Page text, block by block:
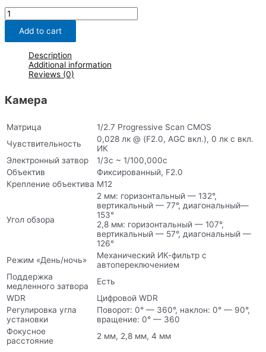
DS-
I214(B)
(2mm)
quantity
Add to cart
Description
Additional information
Reviews (0)
Камера
Матрица
1/2.7 Progressive Scan CMOS
Чувствительность
0,028 лк @ (F2.0, AGC вкл.), 0 лк с вкл.
ИК
Электронный затвор
1/3с ~ 1/100,000с
Объектив
Фиксированный, F2.0
Крепление объектива М12
Угол обзора
2 мм: горизонтальный — 132°,
вертикальный — 77°, диагональный—
153°
2,8 мм: горизонтальный — 107°,
вертикальный — 57°, диагональный —
126°
Режим «День/ночь»
Механический ИК-фильтр с
автопереключением
Поддержка
медленного затвора
Есть
WDR
Цифровой WDR
Регулировка угла
установки
Поворот: 0° — 360°, наклон: 0° — 90°,
вращение: 0° — 360
Фокусное
расстояние
2 мм, 2,8 мм, 4 мм